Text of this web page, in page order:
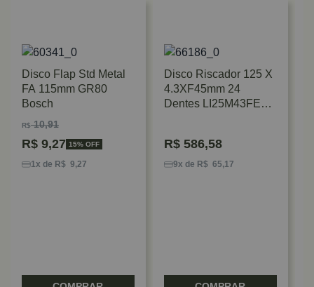
Disco Flap Std Metal
FA 115mm GR80
Bosch
R$10,91
R$ 9,27 15% OFF
1x de R$ 9,27
Disco Riscador 125 X
4.3XF45mm 24
Dentes LI25M43FE3
R$ 586,58
9x de R$ 65,17